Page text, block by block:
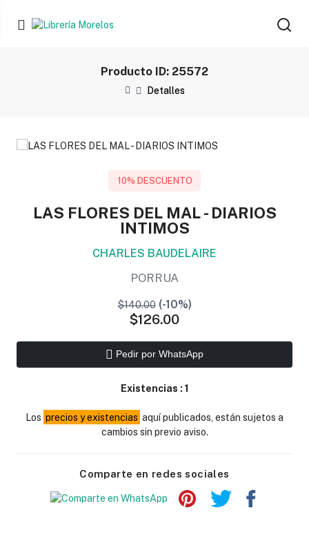
Producto ID: 25572
Detalles
10% DESCUENTO
LAS FLORES DEL MAL - DIARIOS
INTIMOS
CHARLES BAUDELAIRE
PORRUA
$140.00 (-10%)
$126.00
Pedir por WhatsApp
Existencias : 1
Los precios y existencias aquí publicados, están sujetos a
cambios sin previo aviso.
Comparte en redes sociales